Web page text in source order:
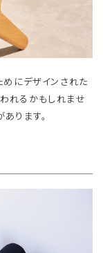
めにデザインされた
われるかもしれませ
ります。